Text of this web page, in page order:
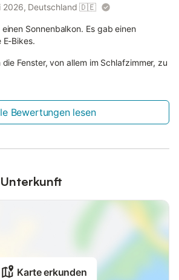
2026, Deutschland 🇩🇪
Sonnenbalkon. Es gab einen
Bikes.
Fenster, von allem im Schlafzimmer, zu
Bewertungen lesen
Karte erkunden